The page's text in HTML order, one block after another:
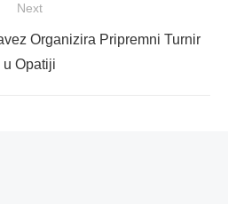
Next
Organizira Pripremni Turnir
u Opatiji